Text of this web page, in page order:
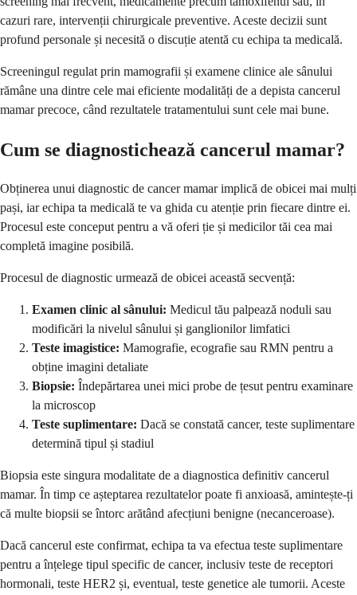
cazuri rare, intervenții chirurgicale preventive. Aceste decizii sunt
profund personale și necesită o discuție atentă cu echipa ta medicală.
Screeningul regulat prin mamografii și examene clinice ale sânului
rămâne una dintre cele mai eficiente modalități de a depista cancerul
mamar precoce, când rezultatele tratamentului sunt cele mai bune.
Cum se diagnostichează cancerul mamar?
Obținerea unui diagnostic de cancer mamar implică de obicei mai mulți
pași, iar echipa ta medicală te va ghida cu atenție prin fiecare dintre ei.
Procesul este conceput pentru a vă oferi ție și medicilor tăi cea mai
completă imagine posibilă.
Procesul de diagnostic urmează de obicei această secvență:
Examen clinic al sânului: Medicul tău palpează noduli sau
modificări la nivelul sânului și ganglionilor limfatici
Teste imagistice: Mamografie, ecografie sau RMN pentru a
obține imagini detaliate
Biopsie: Îndepărtarea unei mici probe de țesut pentru examinare
la microscop
Teste suplimentare: Dacă se constată cancer, teste suplimentare
determină tipul și stadiul
Biopsia este singura modalitate de a diagnostica definitiv cancerul
mamar. În timp ce așteptarea rezultatelor poate fi anxioasă, amintește-ți
că multe biopsii se întorc arătând afecțiuni benigne (necanceroase).
Dacă cancerul este confirmat, echipa ta va efectua teste suplimentare
pentru a înțelege tipul specific de cancer, inclusiv teste de receptori
hormonali, teste HER2 și, eventual, teste genetice ale tumorii. Aceste